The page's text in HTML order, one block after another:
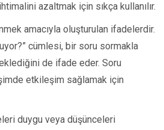
azaltmak için sıkça kullanılır.
amacıyla oluşturulan ifadelerdir.
cümlesi, bir soru sormakla
de ifade eder. Soru
etkileşim sağlamak için
duygu veya düşünceleri